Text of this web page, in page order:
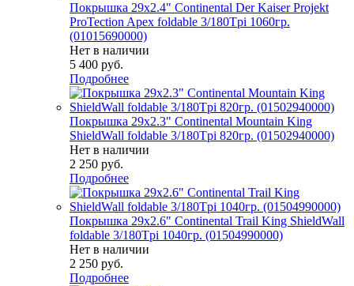
Покрышка 29x2.4" Continental Der Kaiser Projekt
ProTection Apex foldable 3/180Tpi 1060гр.
(01015690000)
Нет в наличии
5 400 руб.
Подробнее
Покрышка 29x2.3" Continental Mountain King
ShieldWall foldable 3/180Tpi 820гр. (01502940000)
Нет в наличии
2 250 руб.
Подробнее
Покрышка 29x2.6" Continental Trail King ShieldWall
foldable 3/180Tpi 1040гр. (01504990000)
Нет в наличии
2 250 руб.
Подробнее